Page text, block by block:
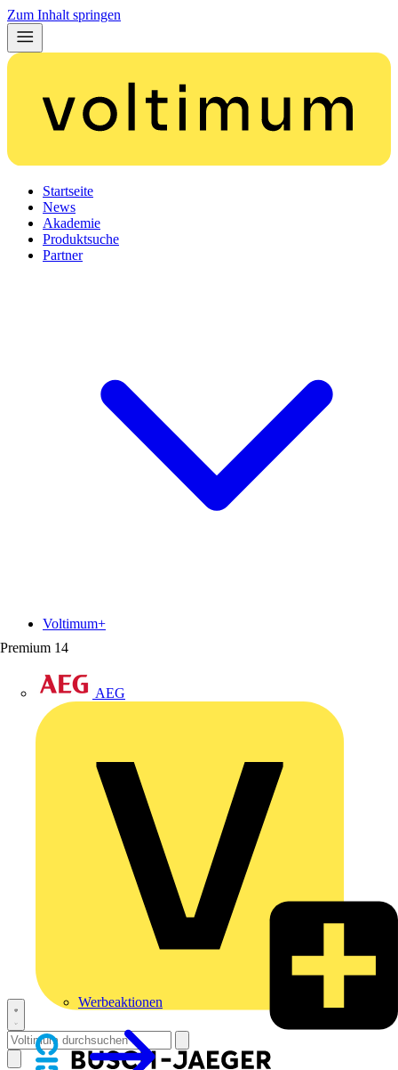
Zum Inhalt springen
Startseite
News
Akademie
Produktsuche
Partner
Premium 14
AEG
Voltimum+
Werbeaktionen